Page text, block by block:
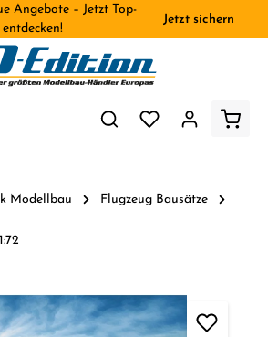
Angebote – Jetzt Top-
Jetzt sichern
Modellbau Flugzeug Bausätze